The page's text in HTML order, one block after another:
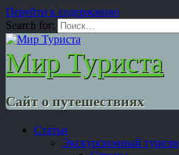
Перейти к содержанию
Search for:
Мир Туриста
Сайт о путешествиях
Статьи
Экскурсионный туризм